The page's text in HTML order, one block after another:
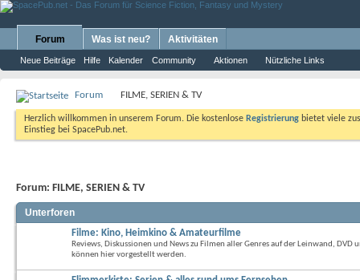
Forum
Neue Beiträge Hilfe Kalender Community Aktionen Nützliche Links
Was ist neu? Aktivitäten
Forum FILME, SERIEN & TV
Herzlich willkommen in unserem Forum. Die kostenlose Registrierung bietet viele
Einstieg bei SpacePub.net.
Forum: FILME, SERIEN & TV
Unterforen
Filme: Kino, Heimkino & Amateurfilme
Reviews, Diskussionen und News zu Filmen aller Genres auf der Leinwand,
können hier vorgestellt werden.